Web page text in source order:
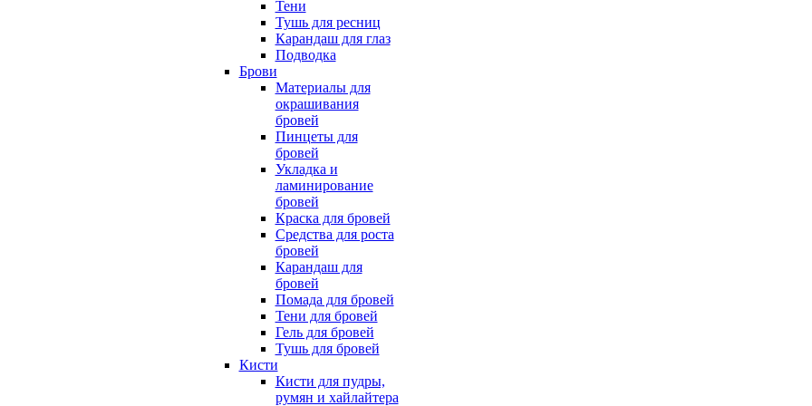
Тени
Тушь для ресниц
Карандаш для глаз
Подводка
Брови
Материалы для
окрашивания
бровей
Пинцеты для
бровей
Укладка и
ламинирование
бровей
Краска для бровей
Средства для роста
бровей
Карандаш для
бровей
Помада для бровей
Тени для бровей
Гель для бровей
Тушь для бровей
Кисти
Кисти для пудры,
румян и хайлайтера